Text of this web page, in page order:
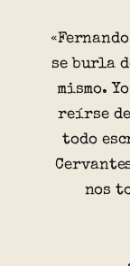
se burla
mismo.
reírse de
todo
nos